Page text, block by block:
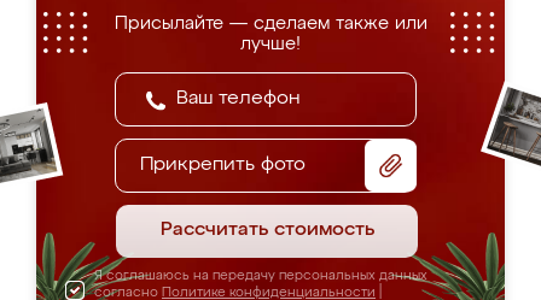
Присылайте — сделаем также или
лучше!
Прикрепить фото
Рассчитать стоимость
Я соглашаюсь на передачу персональных данных
согласно Политике конфиденциальности